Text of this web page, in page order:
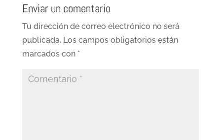
Enviar un comentario
Tu dirección de correo electrónico no será
publicada. Los campos obligatorios están
marcados con *